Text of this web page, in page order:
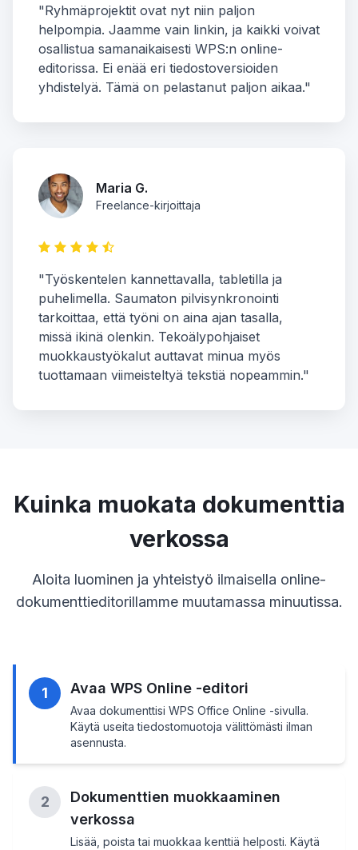
"Ryhmäprojektit ovat nyt niin paljon
helpompia. Jaamme vain linkin, ja kaikki voivat
osallistua samanaikaisesti WPS:n online-
editorissa. Ei enää eri tiedostoversioiden
yhdistelyä. Tämä on pelastanut paljon aikaa."
Maria G.
Freelance-kirjoittaja
"Työskentelen kannettavalla, tabletilla ja
puhelimella. Saumaton pilvisynkronointi
tarkoittaa, että työni on aina ajan tasalla,
missä ikinä olenkin. Tekoälypohjaiset
muokkaustyökalut auttavat minua myös
tuottamaan viimeisteltyä tekstiä nopeammin."
Kuinka muokata dokumenttia
verkossa
Aloita luominen ja yhteistyö ilmaisella online-
dokumenttieditorillamme muutamassa minuutissa.
1 Avaa WPS Online -editori
Avaa dokumenttisi WPS Office Online -sivulla.
Käytä useita tiedostomuotoja välittömästi ilman
asennusta.
2
Dokumenttien muokkaaminen
verkossa
Lisää, poista tai muokkaa kenttiä helposti. Käytä